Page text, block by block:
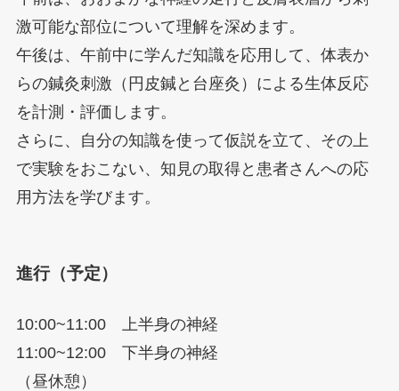
激可能な部位について理解を深めます。
午後は、午前中に学んだ知識を応用して、体表か
らの鍼灸刺激（円皮鍼と台座灸）による生体反応
を計測・評価します。
さらに、自分の知識を使って仮説を立て、その上
で実験をおこない、知見の取得と患者さんへの応
用方法を学びます。
進行（予定）
10:00~11:00 上半身の神経
11:00~12:00 下半身の神経
（昼休憩）